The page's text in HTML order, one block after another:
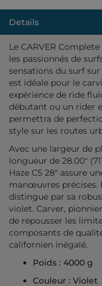
Details
Le CARVER Complete
les passionnés de
sensations du surf
est idéale pour le
expérience de ride
débutant ou un rider
permettra de
style sur les routes
Avec une largeur de
longueur de 28.00″
Haze C5 28" assure
manœuvres précises.
distingue par sa
violet. Carver,
de repousser les
composants de
californien inégalé.
Poids : 4000 g
Couleur : Violet